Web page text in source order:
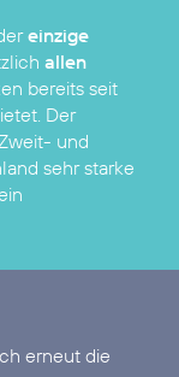
einzige
allen
bereits seit
Der
und
sehr starke
erneut die